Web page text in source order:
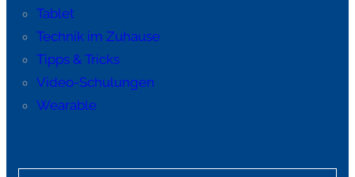
Tablet
Technik im Zuhause
Tipps & Tricks
Video-Schulungen
Wearable